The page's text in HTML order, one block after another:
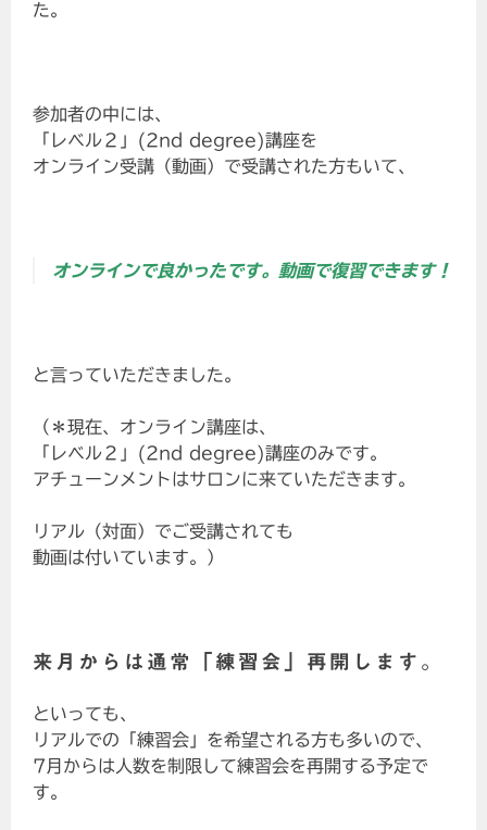
た。
参加者の中には、
「レベル２」(2nd degree)講座を
オンライン受講（動画）で受講された方もいて、
オンラインで良かったです。動画で復習できます！
と言っていただきました。
（＊現在、オンライン講座は、
「レベル２」(2nd degree)講座のみです。
アチューンメントはサロンに来ていただきます。
リアル（対面）でご受講されても
動画は付いています。）
来月からは通常「練習会」再開します。
といっても、
リアルでの「練習会」を希望される方も多いので、
7月からは人数を制限して練習会を再開する予定で
す。